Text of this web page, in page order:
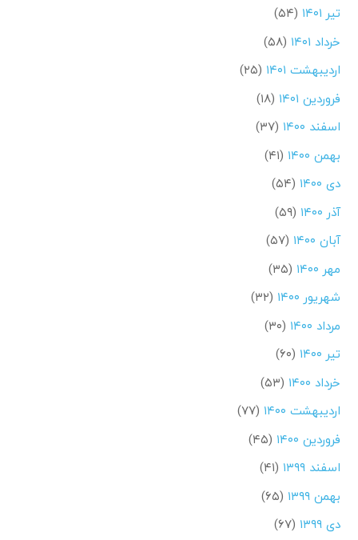
تیر ۱۴۰۱
(۵۴)
خرداد ۱۴۰۱
(۵۸)
اردیبهشت ۱۴۰۱
(۲۵)
فروردین ۱۴۰۱
(۱۸)
اسفند ۱۴۰۰
(۳۷)
بهمن ۱۴۰۰
(۴۱)
دی ۱۴۰۰
(۵۴)
آذر ۱۴۰۰
(۵۹)
آبان ۱۴۰۰
(۵۷)
مهر ۱۴۰۰
(۳۵)
شهریور ۱۴۰۰
(۳۲)
مرداد ۱۴۰۰
(۳۰)
تیر ۱۴۰۰
(۶۰)
خرداد ۱۴۰۰
(۵۳)
اردیبهشت ۱۴۰۰
(۷۷)
فروردین ۱۴۰۰
(۴۵)
اسفند ۱۳۹۹
(۴۱)
بهمن ۱۳۹۹
(۶۵)
دی ۱۳۹۹
(۶۷)